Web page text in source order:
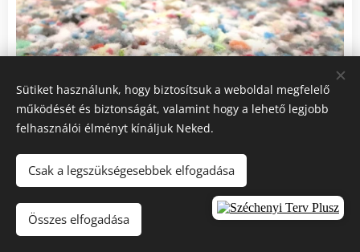
RE100
Sütiket használunk, hogy biztosítsuk a weboldal megfelelő
működését és biztonságát, valamint hogy a lehető legjobb
felhasználói élményt kínáljuk Neked.
Csak a legszükségesebbek elfogadása
Összes elfogadása